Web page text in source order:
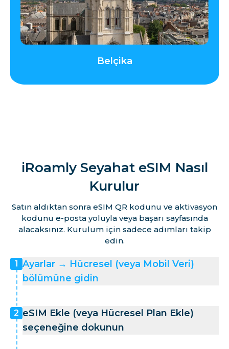
Litvanya
Lüksemburg
Mayotte
Norveç
Polonya
Belçika
iRoamly Seyahat eSIM Nasıl
Kurulur
Satın aldıktan sonra eSIM QR kodunu ve aktivasyon
kodunu e-posta yoluyla veya başarı sayfasında
alacaksınız. Kurulum için sadece adımları takip
edin.
1
Ayarlar → Hücresel (veya Mobil Veri)
bölümüne gidin
2 eSIM Ekle (veya Hücresel Plan Ekle)
seçeneğine dokunun